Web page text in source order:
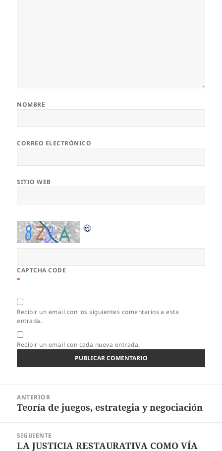
NOMBRE
CORREO ELECTRÓNICO
SITIO WEB
CAPTCHA CODE
*
Recibir un email con los siguientes comentarios a esta
entrada.
Recibir un email con cada nueva entrada.
entradas
ANTERIOR
Entrada
Teoría de juegos, estrategia y negociación
SIGUIENTE
Entrada
LA JUSTICIA RESTAURATIVA COMO VÍA